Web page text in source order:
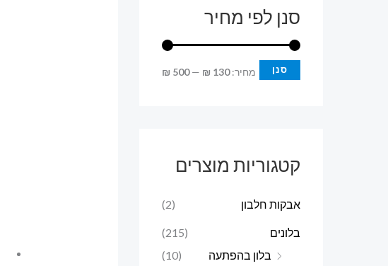
סנן לפי מחיר
י
מ
י
מ
סנן מחיר:130 ₪
—
500 ₪
קטגוריות מוצרים
אבקות חלבון (2)
בלונים
(215)
בלון בהפתעה
(10)